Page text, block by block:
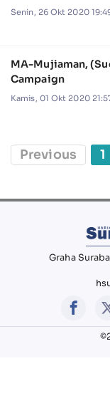
Senin, 26 Okt 2020
MA-Mujiaman,
Campaign
Kamis, 01 Okt 2020
Previous 1
Graha